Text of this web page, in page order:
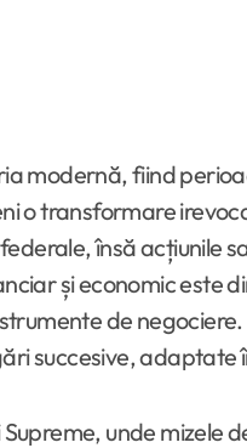
modernă, fiind
o transformare
însă acțiunile
și economic este
de
succesive, adaptate
unde